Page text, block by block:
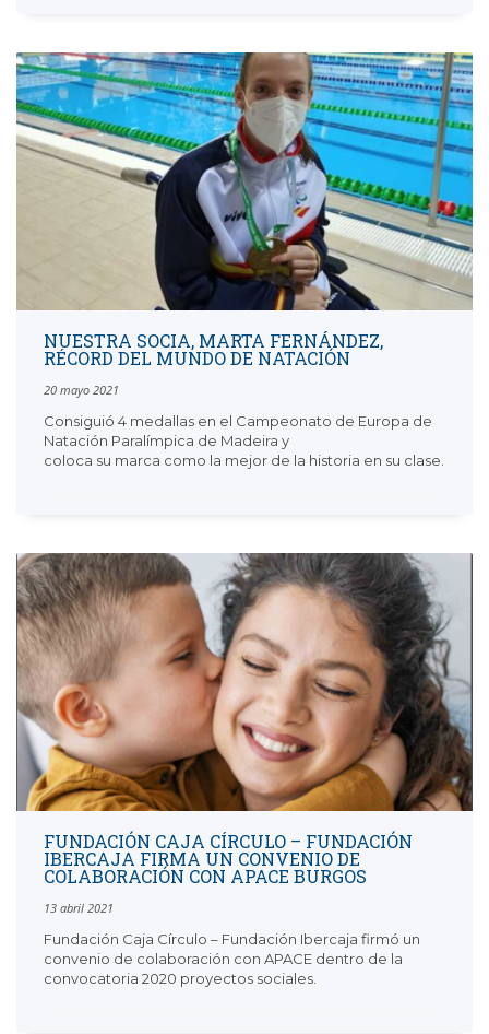
NUESTRA SOCIA, MARTA FERNÁNDEZ,
RÉCORD DEL MUNDO DE NATACIÓN
20 mayo 2021
Consiguió 4 medallas en el Campeonato de Europa de
Natación Paralímpica de Madeira y
coloca su marca como la mejor de la historia en su clase.
FUNDACIÓN CAJA CÍRCULO – FUNDACIÓN
IBERCAJA FIRMA UN CONVENIO DE
COLABORACIÓN CON APACE BURGOS
13 abril 2021
Fundación Caja Círculo – Fundación Ibercaja firmó un
convenio de colaboración con APACE dentro de la
convocatoria 2020 proyectos sociales.